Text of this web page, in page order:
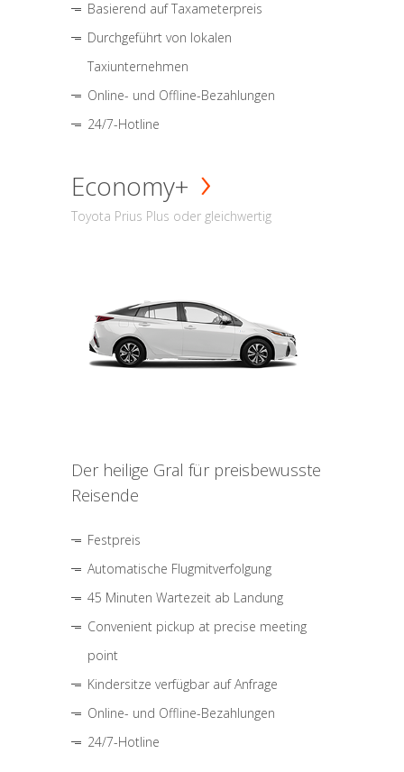
Basierend auf Taxameterpreis
Durchgeführt von lokalen
Taxiunternehmen
Online- und Offline-Bezahlungen
24/7-Hotline
Economy+
Toyota Prius Plus oder gleichwertig
Der heilige Gral für preisbewusste
Reisende
Festpreis
Automatische Flugmitverfolgung
45 Minuten Wartezeit ab Landung
Convenient pickup at precise meeting
point
Kindersitze verfügbar auf Anfrage
Online- und Offline-Bezahlungen
24/7-Hotline